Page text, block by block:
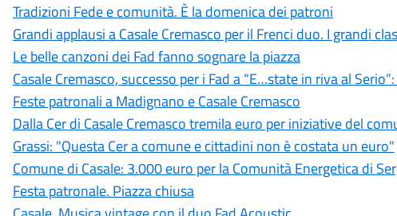
Tradizioni Fede e comunità. È la domenica dei patroni
Grandi applausi a Casale Cremasco per il Frenci duo. I grandi
Le belle canzoni dei Fad fanno sognare la piazza
Casale Cremasco, successo per i Fad a “E…state in riva al
Feste patronali a Madignano e Casale Cremasco
Dalla Cer di Casale Cremasco tremila euro per iniziative del
Grassi: "Questa Cer a comune e cittadini non è costata un euro"
Comune di Casale: 3.000 euro per la Comunità Energetica di
Festa patronale. Piazza chiusa